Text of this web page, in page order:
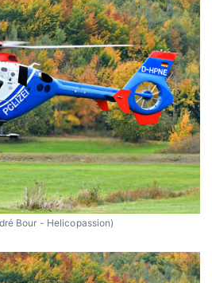
Bour - Helicopassion)